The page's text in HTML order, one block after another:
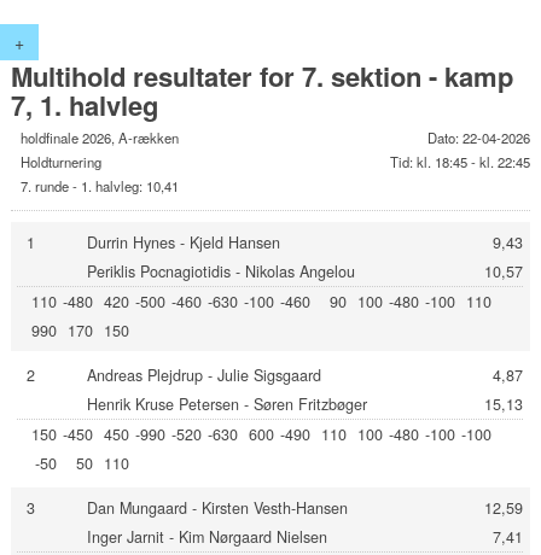
+
Multihold resultater for 7. sektion - kamp
7, 1. halvleg
holdfinale 2026, A-rækken
Holdturnering
7. runde - 1. halvleg: 10,41
Dato: 22-04-2026
Tid: kl. 18:45 - kl. 22:45
1 Durrin Hynes - Kjeld Hansen
9,43
Periklis Pocnagiotidis - Nikolas Angelou
10,57
110 -480 420 -500 -460 -630 -100 -460 90 100 -480 -100 110
990 170 150
2 Andreas Plejdrup - Julie Sigsgaard
4,87
Henrik Kruse Petersen - Søren Fritzbøger
15,13
150 -450 450 -990 -520 -630 600 -490 110 100 -480 -100 -100
-50
50 110
3 Dan Mungaard - Kirsten Vesth-Hansen
12,59
Inger Jarnit - Kim Nørgaard Nielsen
7,41